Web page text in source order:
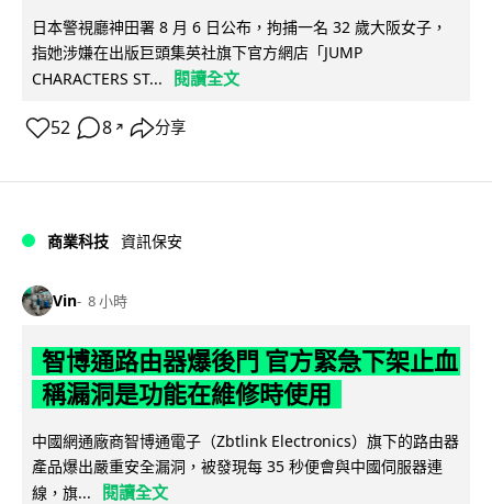
日本警視廳神田署 8 月 6 日公布，拘捕一名 32 歲大阪女子，
指她涉嫌在出版巨頭集英社旗下官方網店「JUMP
CHARACTERS ST...
閱讀全文
52 8 ↗ 分享
商業科技 資訊保安
Vin 8 小時
智博通路由器爆後門 官方緊急下架止血
稱漏洞是功能在維修時使用
中國網通廠商智博通電子（Zbtlink Electronics）旗下的路由器
產品爆出嚴重安全漏洞，被發現每 35 秒便會與中國伺服器連
線，旗...
閱讀全文